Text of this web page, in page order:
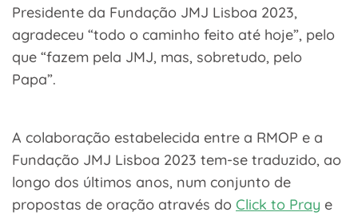
Presidente da Fundação JMJ Lisboa 2023,
agradeceu “todo o caminho feito até hoje”, pelo
que “fazem pela JMJ, mas, sobretudo, pelo
Papa”.
A colaboração estabelecida entre a RMOP e a
Fundação JMJ Lisboa 2023 tem-se traduzido, ao
longo dos últimos anos, num conjunto de
propostas de oração através do Click to Pray e